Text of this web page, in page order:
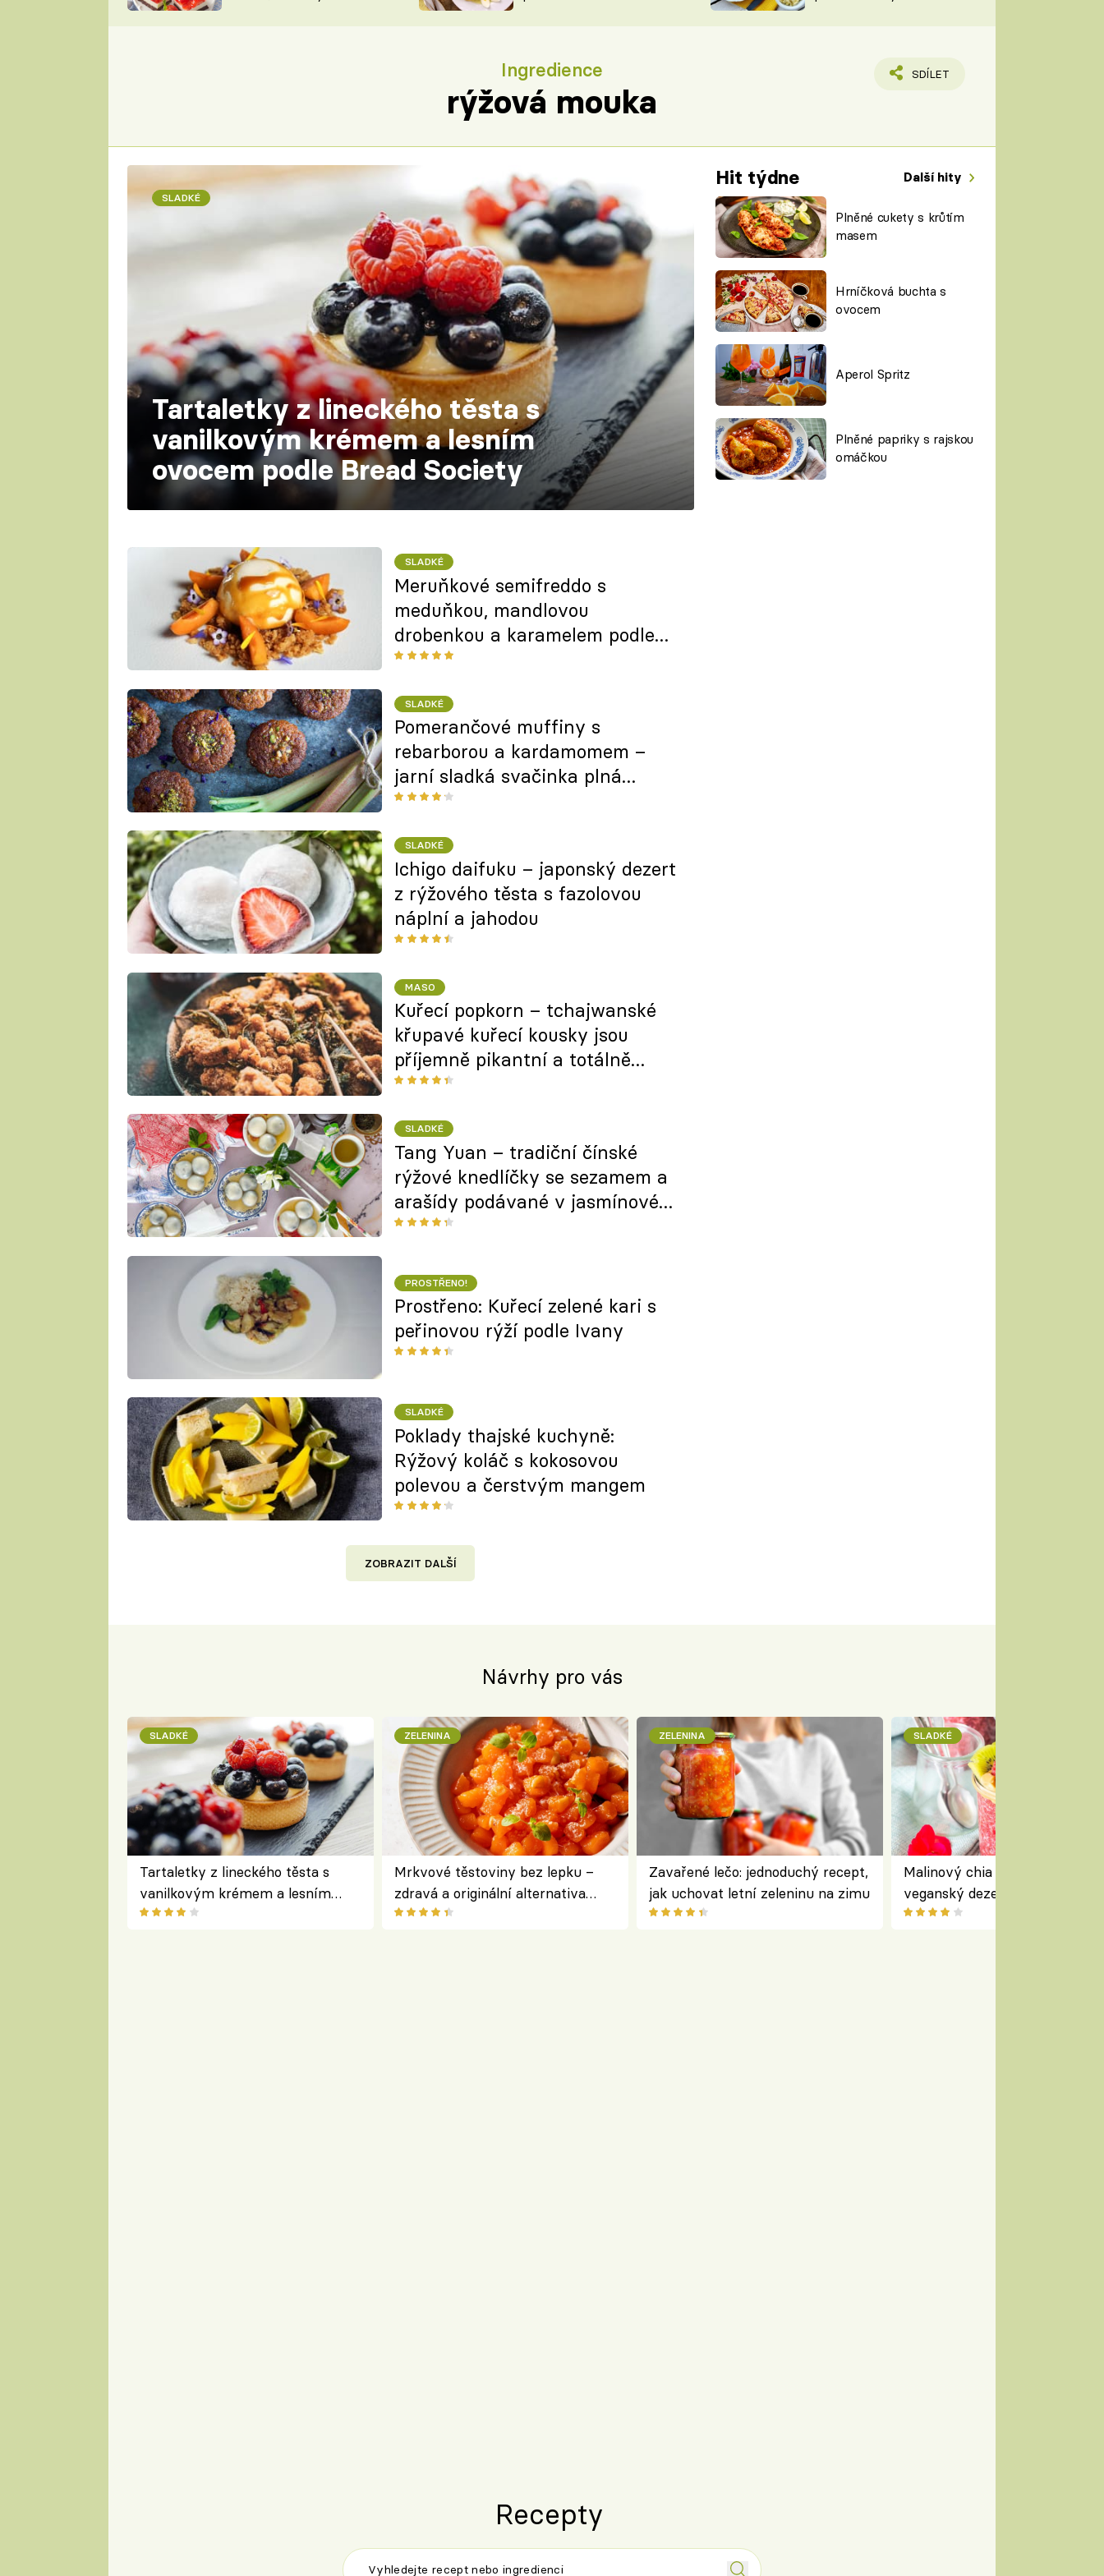
ŠÉFREDAKTORKY
Ingredience
rýžová mouka
SDÍLET
Hit týdne Další hity
Plněné cukety s krůtím
masem
Hrníčková buchta s
ovocem
Aperol Spritz
Plněné papriky s rajskou
omáčkou
SLADKÉ
Tartaletky z lineckého těsta s
vanilkovým krémem a lesním
ovocem podle Bread Society
SLADKÉ
Meruňkové semifreddo s
meduňkou, mandlovou
drobenkou a karamelem podle
Ondry Kuráka z restaurace Na
SLADKÉ
Pomerančové muffiny s
rebarborou a kardamomem –
jarní sladká svačinka plná
voňavého koření
SLADKÉ
Ichigo daifuku – japonský dezert
z rýžového těsta s fazolovou
náplní a jahodou
MASO
Kuřecí popkorn – tchajwanské
křupavé kuřecí kousky jsou
příjemně pikantní a totálně
návykové
SLADKÉ
Tang Yuan – tradiční čínské
rýžové knedlíčky se sezamem a
arašídy podávané v jasmínovém
čaji podle Josefa Maršálka
PROSTŘENO!
Prostřeno: Kuřecí zelené kari s
peřinovou rýží podle Ivany
SLADKÉ
Poklady thajské kuchyně:
Rýžový koláč s kokosovou
polevou a čerstvým mangem
ZOBRAZIT DALŠÍ
Návrhy pro vás
SLADKÉ
Tartaletky z lineckého těsta s
vanilkovým krémem a lesním
ovocem podle Bread Society
ZELENINA
Mrkvové těstoviny bez lepku –
zdravá a originální alternativa
klasiky
ZELENINA
Zavařené lečo: jednoduchý recept,
jak uchovat letní zeleninu na zimu
SLADKÉ
Malinový chia pudink s
veganský dezert plný ovoce a
ořechů
Recepty